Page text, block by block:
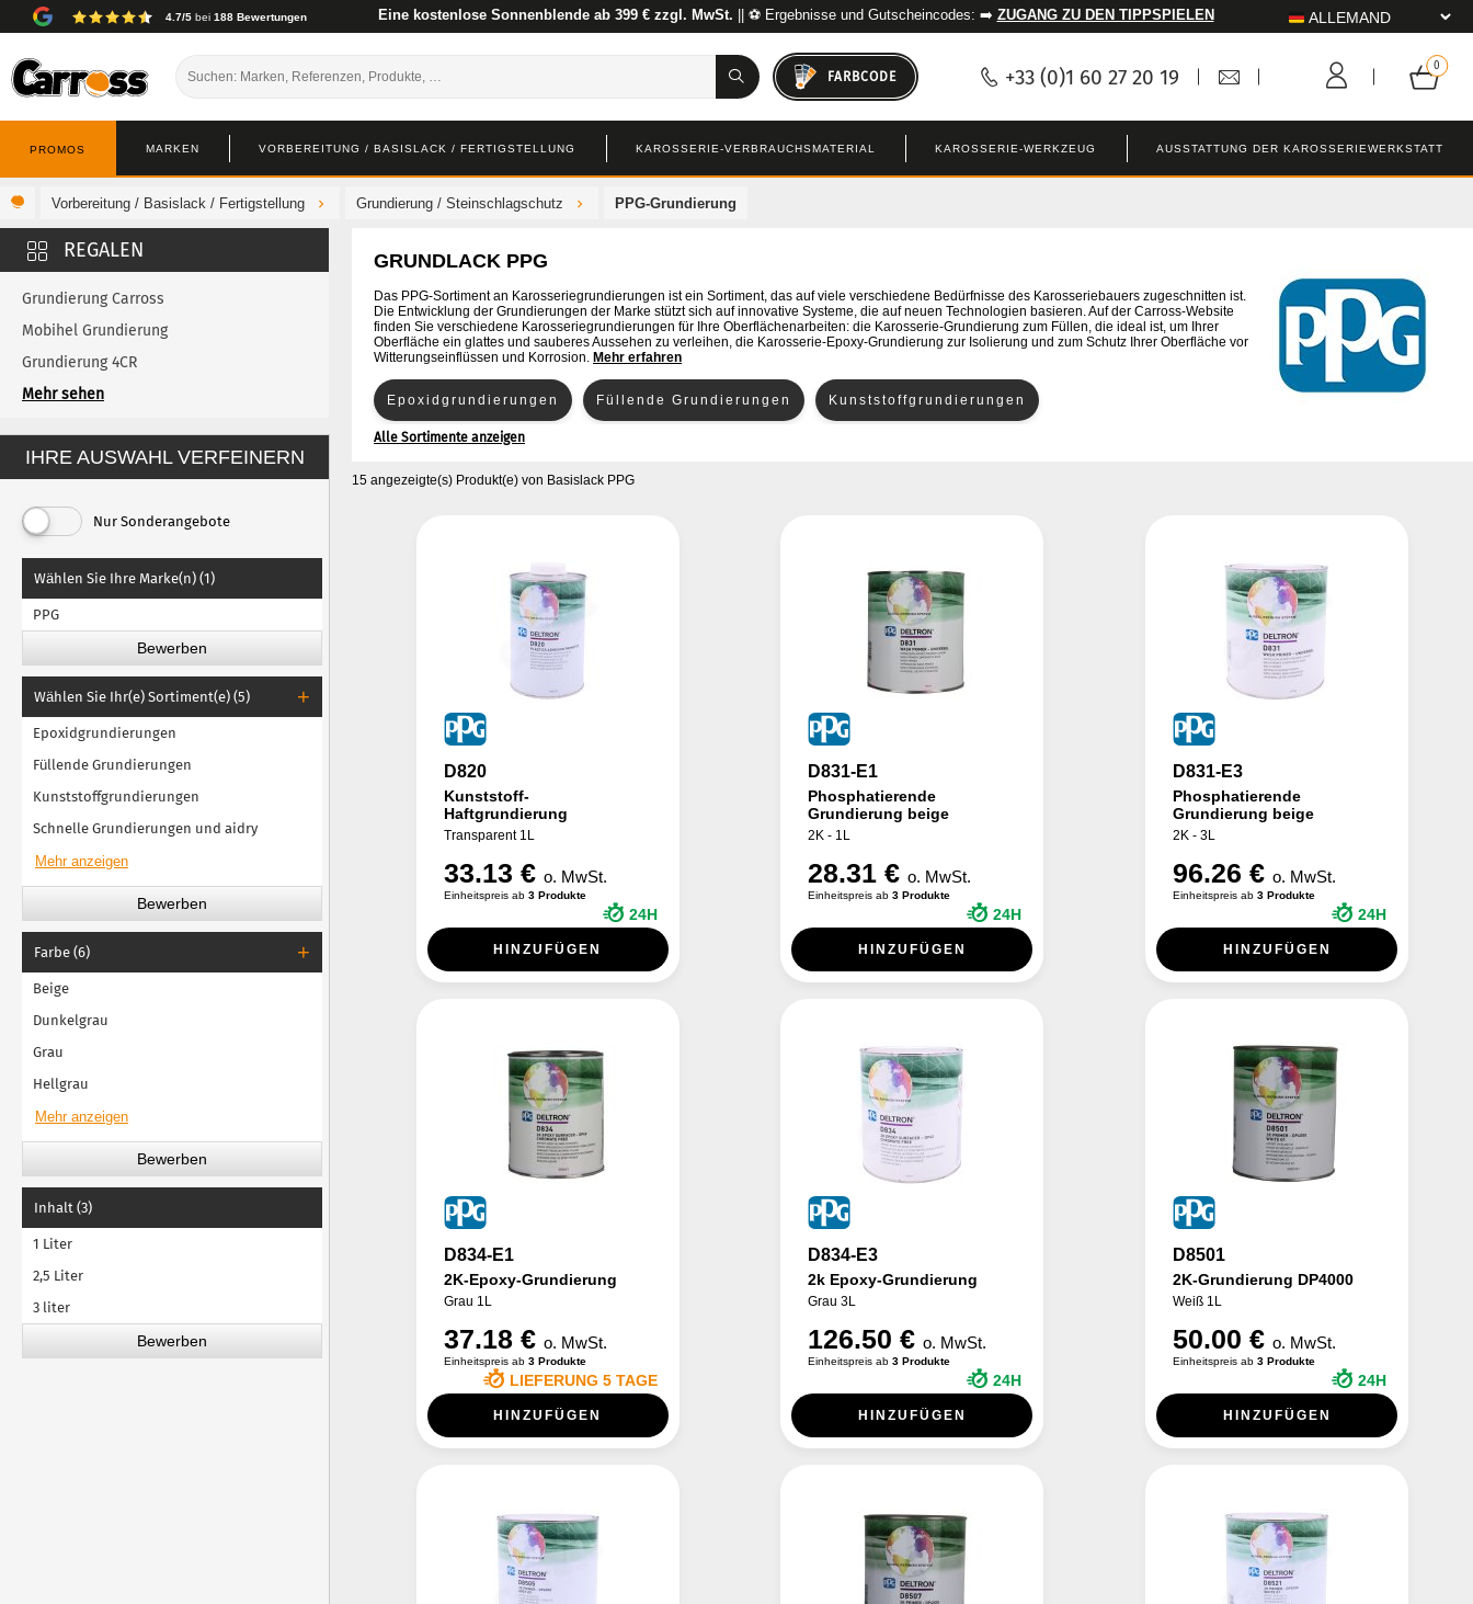
4.7/5 bei 188 Bewertungen Eine kostenlose Sonnenblende ab 399 € zzgl. MwSt. || ⚽ Ergebnisse und Gutscheincodes: ➡️ ZUGANG ZU DEN TIPPSPIELEN
FARBCODE +33 (0)1 60 27 20 19
VORBEREITUNG / BASISLACK / FERTIGSTELLUNG KAROSSERIE-VERBRAUCHSMATERIAL KAROSSERIE-WERKZEUG AUSSTATTUNG DER KAROSSERIEWERKSTATT
MARKEN
PROMOS
Vorbereitung / Basislack / Fertigstellung Grundierung / Steinschlagschutz PPG-Grundierung
Grundierung Carross
Mobihel Grundierung
Grundierung 4CR
Cromax Grundierung
Glasurit Grundierung
Lesonal Primer
Nexa Autocolor Grundierung
Grundierung R-M
Grundierung Sikkens
Spies Hecker Grundierung
Mehr sehen
IHRE AUSWAHL VERFEINERN
Nur Sonderangebote
Wählen Sie Ihre Marke(n) (1)
PPG
Wählen Sie Ihr(e) Sortiment(e) (5)
Epoxidgrundierungen
Füllende Grundierungen
Kunststoffgrundierungen
Schnelle Grundierungen und aidry
Farbe (6)
Beige
Dunkelgrau
Grau
Hellgrau
Inhalt (3)
1 Liter
2,5 Liter
3 liter
GRUNDLACK PPG
Das PPG-Sortiment an Karosseriegrundierungen ist ein Sortiment, das auf viele verschiedene Bedürfnisse des Karosseriebauers zugeschnitten ist.
Die Entwicklung der Grundierungen der Marke stützt sich auf innovative Systeme, die auf neuen Technologien basieren. Auf der Carross-Website
finden Sie verschiedene Karosseriegrundierungen für Ihre Oberflächenarbeiten: die Karosserie-Grundierung zum Füllen, die ideal ist, um Ihrer
Oberfläche ein glattes und sauberes Aussehen zu verleihen, die Karosserie-Epoxy-Grundierung zur Isolierung und zum Schutz Ihrer Oberfläche vor
Witterungseinflüssen und Korrosion. Mehr erfahren
Epoxidgrundierungen Füllende Grundierungen Kunststoffgrundierungen
Schnelle Grundierungen und aidry
Alle Sortimente anzeigen
15 angezeigte(s) Produkt(e) von Basislack PPG
D820
Kunststoff-
Haftgrundierung
Transparent 1L
33.13 € o. MwSt.
Einheitspreis ab 3 Produkte
24H
HINZUFÜGEN
D831-E1
Phosphatierende
Grundierung beige
2K - 1L
28.31 €o. MwSt.
Einheitspreis ab3 Produkte
24H
HINZUFÜGEN
D831-E3
Phosphatierende
Grundierung beige
2K - 3L
96.26 €o. MwSt.
Einheitspreis ab3 Produkte
24H
HINZUFÜGEN
D834-E1
2K-Epoxy-Grundierung
Grau 1L
37.18 € o. MwSt.
Einheitspreis ab 3 Produkte
LIEFERUNG 5 TAGE
HINZUFÜGEN
D834-E3
2k Epoxy-Grundierung
Grau 3L
126.50 €o. MwSt.
Einheitspreis ab3 Produkte
24H
HINZUFÜGEN
D8501
2K-Grundierung DP4000
Weiß 1L
50.00 €o. MwSt.
Einheitspreis ab3 Produkte
24H
HINZUFÜGEN